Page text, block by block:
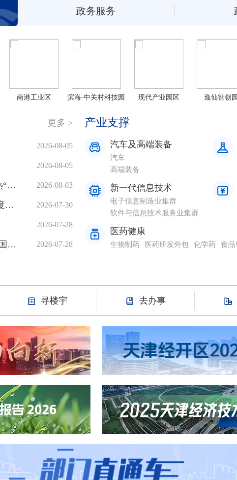
政务服务
南港工业区 滨海-中关村科技园 现代产业园区 逸仙智创园
更多 >
2026-08-05
2026-08-05
从实验室成果到6亿元订单 校企联手交出算力散热“天津方案” 2026-08-03
从“仿生秀”到“真干活” 阿童木天兵一号AR-H1再度升级 2026-07-30
2026-07-28
三度扩容 塘阀瓦茨阀门借力天河数字产业园深耕国际化市场 2026-07-28
产业支撑
汽车及高端装备
汽车
高端装备
新一代信息技术
电子信息制造业集群
软件与信息技术服务业集群
医药健康
生物制药 医药研发外包 化学药 食品
寻楼宇 去办事